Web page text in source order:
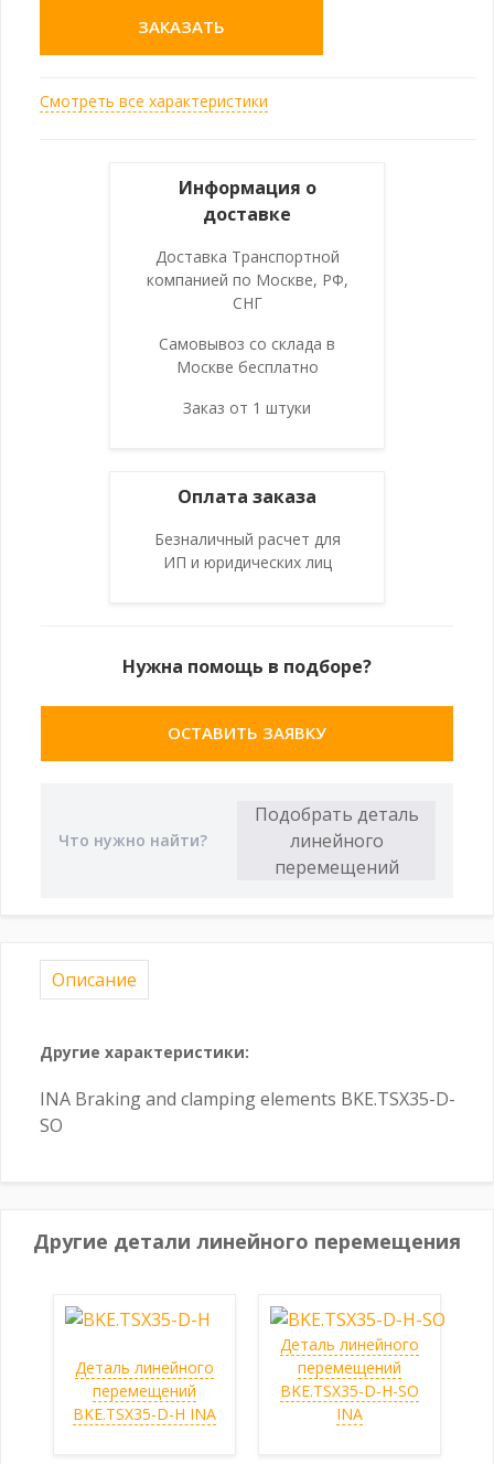
ЗАКАЗАТЬ
Смотреть все характеристики
Информация о
доставке
Доставка Транспортной
компанией по Москве, РФ,
СНГ
Самовывоз со склада в
Москве бесплатно
Заказ от 1 штуки
Оплата заказа
Безналичный расчет для
ИП и юридических лиц
Нужна помощь в подборе?
ОСТАВИТЬ ЗАЯВКУ
Описание
Другие характеристики:
INA Braking and clamping elements BKE.TSX35-D-
SO
Другие детали линейного перемещения
Деталь линейного
перемещений
BKE.TSX35-D-H INA
Деталь линейного
перемещений
BKE.TSX35-D-H-SO
INA